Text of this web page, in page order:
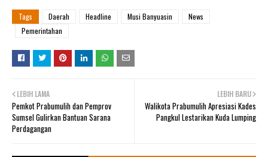
Tags Daerah Headline Musi Banyuasin
News
Pemerintahan
LEBIH BARU
Walikota Prabumulih Apresiasi Kades
Pangkul Lestarikan Kuda Lumping
LEBIH LAMA
Pemkot Prabumulih dan Pemprov
Sumsel Gulirkan Bantuan Sarana
Perdagangan